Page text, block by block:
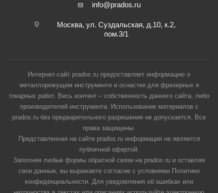
info@prados.ru
Москва, ул. Суздальская, д.10, к.2,
пом.3/1
Интернет-сайт prados.ru предоставляет информацию о
металлорежущем инструменте и оснастке для фрезерных и
токарных работ. Весь контент – собственность данного сайта, либо
производителей инструмента. Использование материалов с
prados.ru без предварительного разрешения не допускается. Все
права защищены.
Представленная на сайте prados.ru информация не является
публичной офертой.
Заполняя любые формы обратной связи на prados.ru и оставляя
свои данные, вы выражаете согласие с условиями Политики
конфиденциальности. Для уведомления об ошибках или